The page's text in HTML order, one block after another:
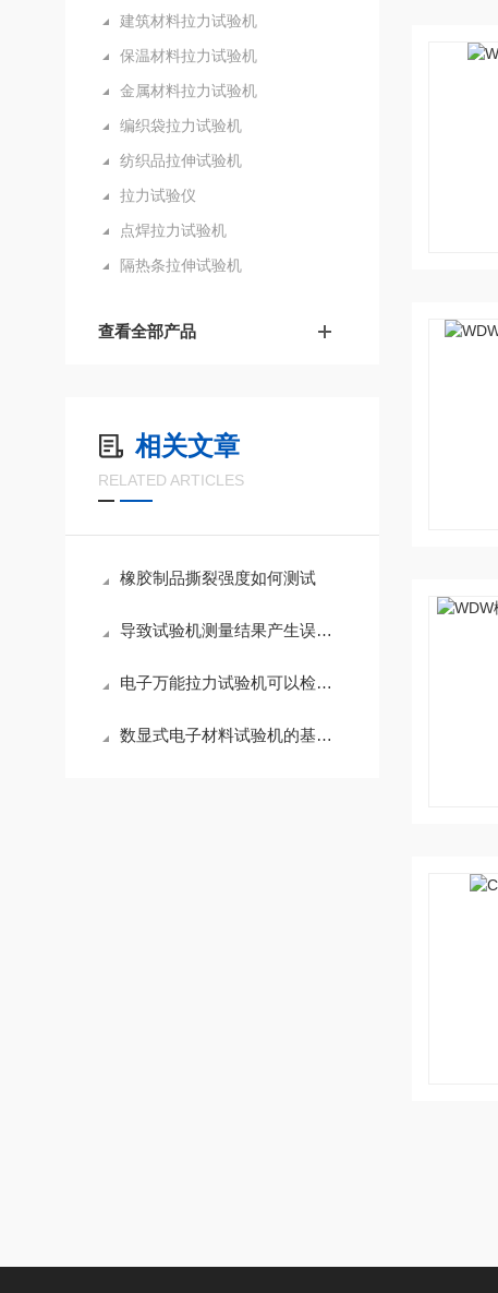
建筑材料拉力试验机
保温材料拉力试验机
金属材料拉力试验机
编织袋拉力试验机
纺织品拉伸试验机
拉力试验仪
点焊拉力试验机
隔热条拉伸试验机
查看全部产品
相关文章
RELATED ARTICLES
橡胶制品撕裂强度如何测试
导致试验机测量结果产生误差的原因及解决方法
电子万能拉力试验机可以检测的材料有哪些？
数显式电子材料试验机的基本知识介绍